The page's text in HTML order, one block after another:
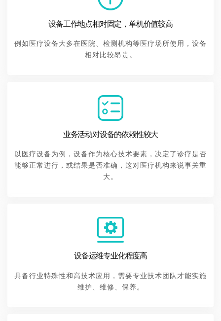
设备工作地点相对固定，单机价值较高
例如医疗设备大多在医院、检测机构等医疗场所使用，设备
相对比较昂贵。
业务活动对设备的依赖性较大
以医疗设备为例，设备作为核心技术要素，决定了诊疗是否
能够正常进行，或结果是否准确，这对医疗机构来说事关重
大。
设备运维专业化程度高
具备行业特殊性和高技术应用，需要专业技术团队才能实施
维护、维修、保养。